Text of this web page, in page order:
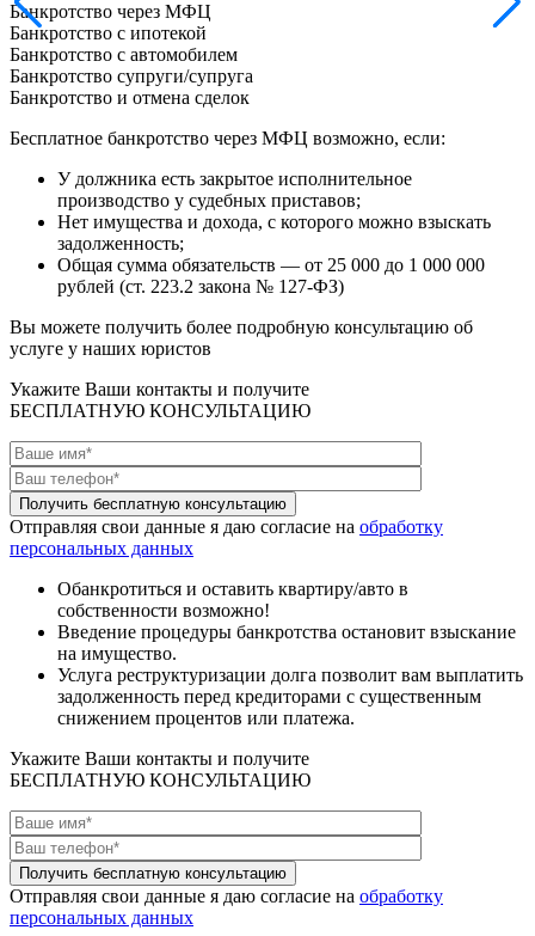
Банкротство через МФЦ
Банкротство с ипотекой
Банкротство с автомобилем
Банкротство супруги/супруга
Банкротство и отмена сделок
Бесплатное банкротство через МФЦ возможно, если:
У должника есть закрытое исполнительное
производство у судебных приставов;
Нет имущества и дохода, с которого можно взыскать
задолженность;
Общая сумма обязательств — от 25 000 до 1 000 000
рублей (ст. 223.2 закона № 127-ФЗ)
Вы можете получить более подробную консультацию об
услуге у наших юристов
Укажите Ваши контакты и получите
БЕСПЛАТНУЮ КОНСУЛЬТАЦИЮ
Отправляя свои данные я даю согласие на обработку
персональных данных
Обанкротиться и оставить квартиру/авто в
собственности возможно!
Введение процедуры банкротства остановит взыскание
на имущество.
Услуга реструктуризации долга позволит вам выплатить
задолженность перед кредиторами с существенным
снижением процентов или платежа.
Укажите Ваши контакты и получите
БЕСПЛАТНУЮ КОНСУЛЬТАЦИЮ
Отправляя свои данные я даю согласие на обработку
персональных данных